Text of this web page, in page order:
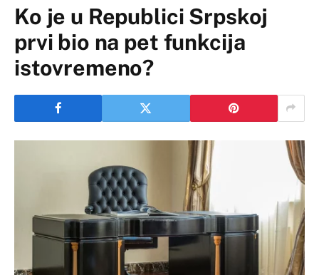
Ko je u Republici Srpskoj
prvi bio na pet funkcija
istovremeno?